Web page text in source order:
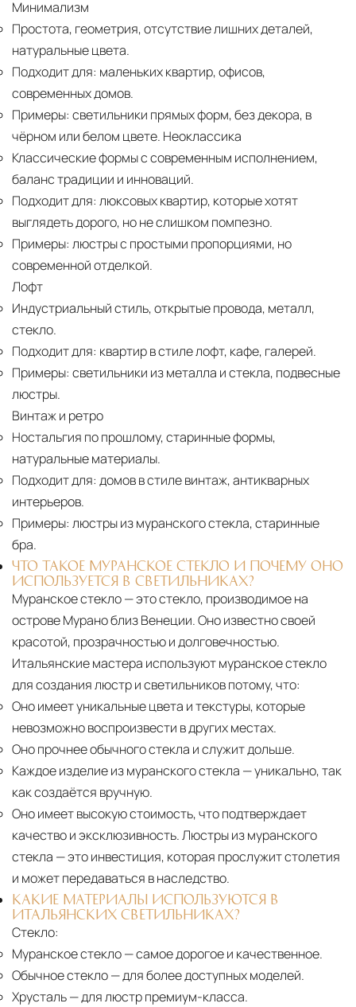
Минимализм
Простота, геометрия, отсутствие лишних деталей,
натуральные цвета.
Подходит для: маленьких квартир, офисов,
современных домов.
Примеры: светильники прямых форм, без декора, в
чёрном или белом цвете. Неоклассика
Классические формы с современным исполнением,
баланс традиции и инноваций.
Подходит для: люксовых квартир, которые хотят
выглядеть дорого, но не слишком помпезно.
Примеры: люстры с простыми пропорциями, но
современной отделкой.
Лофт
Индустриальный стиль, открытые провода, металл,
стекло.
Подходит для: квартир в стиле лофт, кафе, галерей.
Примеры: светильники из металла и стекла, подвесные
люстры.
Винтаж и ретро
Ностальгия по прошлому, старинные формы,
натуральные материалы.
Подходит для: домов в стиле винтаж, антикварных
интерьеров.
Примеры: люстры из муранского стекла, старинные
бра.
ЧТО ТАКОЕ МУРАНСКОЕ СТЕКЛО И ПОЧЕМУ ОНО
ИСПОЛЬЗУЕТСЯ В СВЕТИЛЬНИКАХ?
Муранское стекло — это стекло, производимое на
острове Мурано близ Венеции. Оно известно своей
красотой, прозрачностью и долговечностью.
Итальянские мастера используют муранское стекло
для создания люстр и светильников потому, что:
Оно имеет уникальные цвета и текстуры, которые
невозможно воспроизвести в других местах.
Оно прочнее обычного стекла и служит дольше.
Каждое изделие из муранского стекла — уникально, так
как создаётся вручную.
Оно имеет высокую стоимость, что подтверждает
качество и эксклюзивность. Люстры из муранского
стекла — это инвестиция, которая прослужит столетия
и может передаваться в наследство.
КАКИЕ МАТЕРИАЛЫ ИСПОЛЬЗУЮТСЯ В
ИТАЛЬЯНСКИХ СВЕТИЛЬНИКАХ?
Стекло:
Муранское стекло— самое дорогое и качественное.
Обычное стекло— для более доступных моделей.
Хрусталь— для люстр премиум-класса.